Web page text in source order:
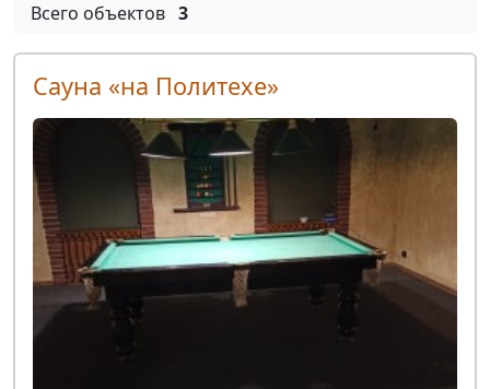
Всего объектов 3
Сауна «на Политехе»